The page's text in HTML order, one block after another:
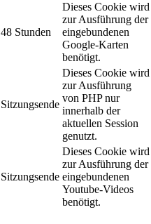
48 Stunden
Dieses Cookie wird
zur Ausführung der
eingebundenen
Google-Karten
benötigt.
Sitzungsende
Dieses Cookie wird
zur Ausführung
von PHP nur
innerhalb der
aktuellen Session
genutzt.
Sitzungsende
Dieses Cookie wird
zur Ausführung der
eingebundenen
Youtube-Videos
benötigt.